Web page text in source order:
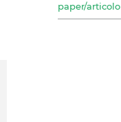
paper/articolo